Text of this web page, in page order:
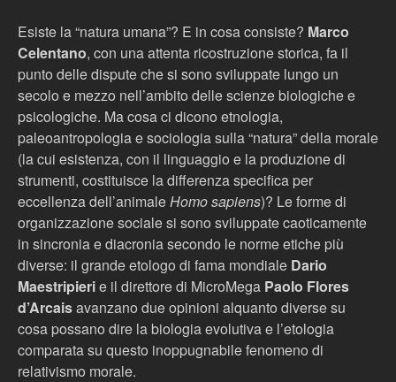
Esiste la “natura umana”? E in cosa consiste? Marco
Celentano, con una attenta ricostruzione storica, fa il
punto delle dispute che si sono sviluppate lungo un
secolo e mezzo nell’ambito delle scienze biologiche e
psicologiche. Ma cosa ci dicono etnologia,
paleoantropologia e sociologia sulla “natura” della morale
(la cui esistenza, con il linguaggio e la produzione di
strumenti, costituisce la differenza specifica per
eccellenza dell’animaleHomo sapiens)? Le forme di
organizzazione sociale si sono sviluppate caoticamente
in sincronia e diacronia secondo le norme etiche più
diverse: il grande etologo di fama mondiale Dario
Maestripierie il direttore di MicroMega Paolo Flores
d’Arcaisavanzano due opinioni alquanto diverse su
cosa possano dire la biologia evolutiva e l’etologia
comparata su questo inoppugnabile fenomeno di
relativismo morale.